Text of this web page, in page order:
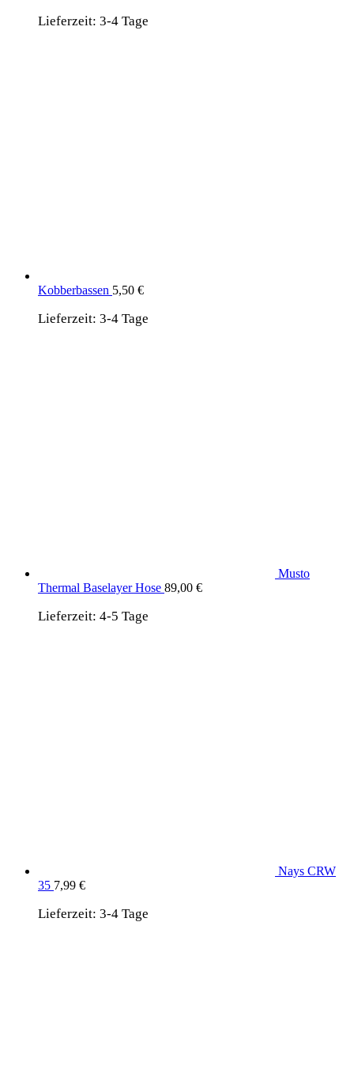
Lieferzeit: 3-4 Tage
Kobberbassen 5,50 €
Lieferzeit: 3-4 Tage
Musto
Thermal Baselayer Hose 89,00 €
Lieferzeit: 4-5 Tage
Nays CRW
35 7,99 €
Lieferzeit: 3-4 Tage